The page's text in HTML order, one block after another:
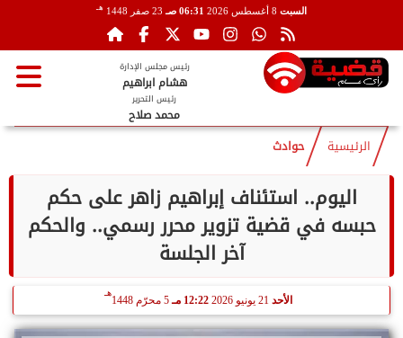
السبت 06:31 صـ 23 صفر 1448 هـ
رئيس مجلس الإدارة
هشام ابراهيم
رئيس التحرير
محمد صلاح
الرئيسية حوادث
اليوم.. استئناف إبراهيم زاهر على حكم
حبسه في قضية تزوير محرر رسمي.. والحكم
آخر الجلسة
الأحد 21 يونيو 2026 12:22 مـ 5 محرّم 1448
هـ